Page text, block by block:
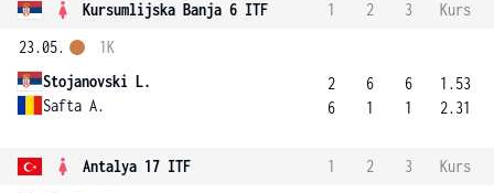
Kursumlijska Banja 6 ITF 1 2 3
Kurs
23.05.
Stojanovski L.
Safta A.
1K
2
6
6
1
6
1
1.53
2.31
Antalya 17 ITF 1 2 3
Kurs